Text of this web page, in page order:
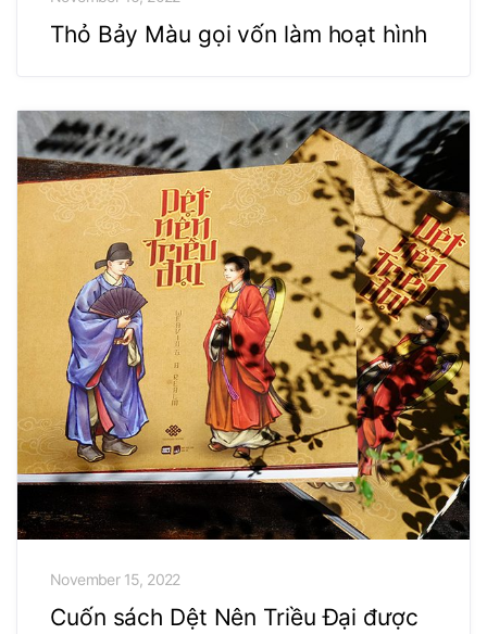
Thỏ Bảy Màu gọi vốn làm hoạt hình
November 15, 2022
Cuốn sách Dệt Nên Triều Đại được